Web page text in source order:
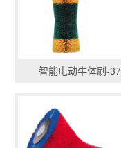
智能电动牛体刷-